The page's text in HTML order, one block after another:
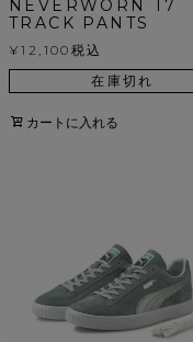
NEVERWORN T7
TRACK PANTS
¥12,100 税込
在庫切れ
カートに入れる